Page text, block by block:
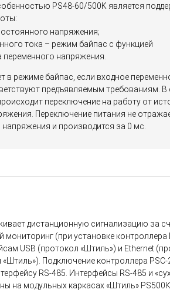
PS48-60/500K является
напряжения;
тока – режим байпас с функцией
переменного напряжения.
в режиме байпас, если входное
предъявляемым требованиям. В
переключение на работу от
Переключение питания не
и производится за 0 мс.
дистанционную сигнализацию за
мониторинг (при установке
USB (протокол «Штиль») и Ethernet
«Штиль»). Подключение контроллера PSC-
RS-485. Интерфейсы RS-485 и
на модульных каркасах «Штиль»